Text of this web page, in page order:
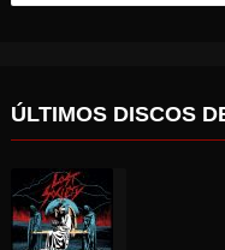
for:
ÚLTIMOS DISCOS